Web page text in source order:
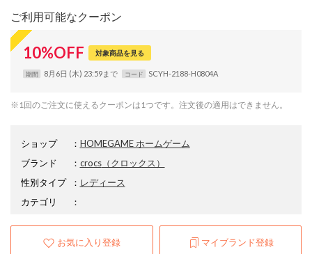
ご利用可能なクーポン
10%OFF 対象商品を見る
期間 8月6日 (木) 23:59まで コード SCYH-2188-H0804A
※1回のご注文に使えるクーポンは1つです。注文後の適用はできません。
ショップ ： HOMEGAME ホームゲーム
ブランド
： crocs（クロックス）
性別タイプ
： レディース
カテゴリ
：
お気に入り登録 マイブランド登録